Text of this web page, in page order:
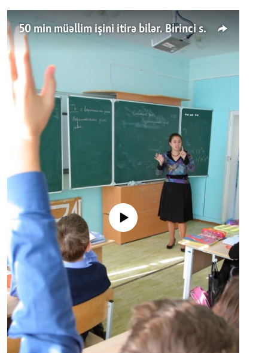
50 min müəllim işini itirə bilər. Birinci sinfə gedənlər azalır
No media source currently available